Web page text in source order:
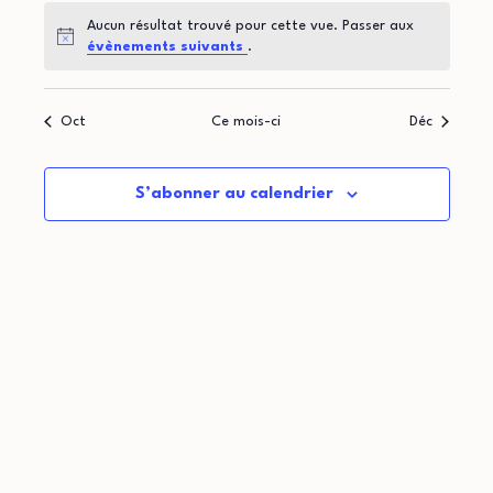
on
d
e
u
d
i
e
r
Notice
Aucun résultat trouvé pour cette vue. Passer aux
évènements suivants .
Oct Ce mois-ci Déc
S’abonner au calendrier